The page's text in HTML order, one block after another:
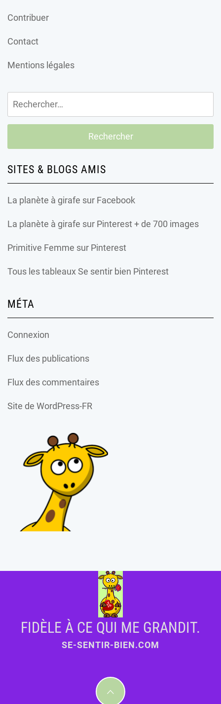
Contribuer
Contact
Mentions légales
Rechercher :
SITES & BLOGS AMIS
La planète à girafe sur Facebook
La planète à girafe sur Pinterest + de 700 images
Primitive Femme sur Pinterest
Tous les tableaux Se sentir bien Pinterest
MÉTA
Connexion
Flux des publications
Flux des commentaires
Site de WordPress-FR
FIDÈLE À CE QUI ME GRANDIT.
SE-SENTIR-BIEN.COM